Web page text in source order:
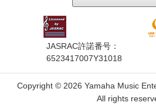
JASRAC許諾番号：
6523417007Y31018
Copyright © 2026 Yamaha Music
All rights